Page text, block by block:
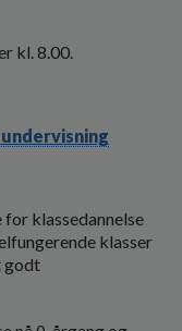
kl. 8.00.
klassedannelse
klasser
godt